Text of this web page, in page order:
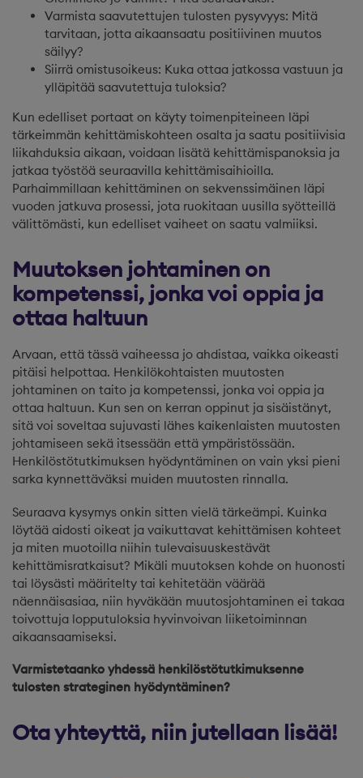
Varmista saavutettujen tulosten pysyvyys: Mitä
tarvitaan, jotta aikaansaatu positiivinen muutos
säilyy?
Siirrä omistusoikeus: Kuka ottaa jatkossa vastuun ja
ylläpitää saavutettuja tuloksia?
Kun edelliset portaat on käyty toimenpiteineen läpi
tärkeimmän kehittämiskohteen osalta ja saatu positiivisia
liikahduksia aikaan, voidaan lisätä kehittämispanoksia ja
jatkaa työstöä seuraavilla kehittämisaihioilla.
Parhaimmillaan kehittäminen on sekvenssimäinen läpi
vuoden jatkuva prosessi, jota ruokitaan uusilla syötteillä
välittömästi, kun edelliset vaiheet on saatu valmiiksi.
Muutoksen johtaminen on
kompetenssi, jonka voi oppia ja
ottaa haltuun
Arvaan, että tässä vaiheessa jo ahdistaa, vaikka oikeasti
pitäisi helpottaa. Henkilökohtaisten muutosten
johtaminen on taito ja kompetenssi, jonka voi oppia ja
ottaa haltuun. Kun sen on kerran oppinut ja sisäistänyt,
sitä voi soveltaa sujuvasti lähes kaikenlaisten muutosten
johtamiseen sekä itsessään että ympäristössään.
Henkilöstötutkimuksen hyödyntäminen on vain yksi pieni
sarka kynnettäväksi muiden muutosten rinnalla.
Seuraava kysymys onkin sitten vielä tärkeämpi. Kuinka
löytää aidosti oikeat ja vaikuttavat kehittämisen kohteet
ja miten muotoilla niihin tulevaisuuskestävät
kehittämisratkaisut? Mikäli muutoksen kohde on huonosti
tai löysästi määritelty tai kehitetään väärää
näennäisasiaa, niin hyväkään muutosjohtaminen ei takaa
toivottuja lopputuloksia hyvinvoivan liiketoiminnan
aikaansaamiseksi.
Varmistetaanko yhdessä henkilöstötutkimuksenne
tulosten strateginen hyödyntäminen?
Ota yhteyttä, niin jutellaan lisää!